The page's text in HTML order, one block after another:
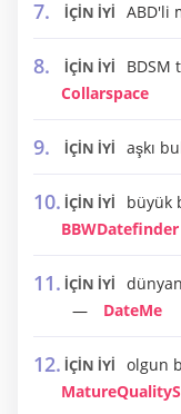
İÇİN İYİ ABD'li
İÇİN İYİ
Collarspace
İÇİN İYİ aşkı
İÇİN İYİ
büyük
BBWDatefinder
İÇİN İYİ
DateMe
İÇİN İYİ
olgun